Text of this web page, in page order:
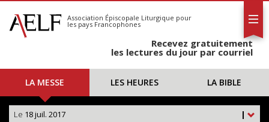
S'abonner
Calendrier
Association Épiscopale Liturgique pour
les pays Francophones
Recevez gratuitement
les lectures du jour par courriel
LA MESSE LES HEURES LA BIBLE
|
Le 18 juil. 2017